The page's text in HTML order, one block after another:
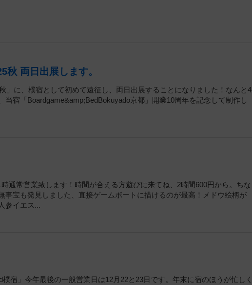
秋 両日出展します。
」に、樸宿として初めて遠征し、両日出展することになりました！なんと4
宿「Boardgame&amp;BedBokuyado京都」開業10周年を記念して制作し
通常営業致します！時間が合える方遊びに来てね、2時間600円から。ちな
事宝も発見しました、直接ゲームボートに描けるのが最高！メドウ絵柄が
参イエス...
宿」今年最後の一般営業日は12月22と23日です。年末に宿のほうが忙しく